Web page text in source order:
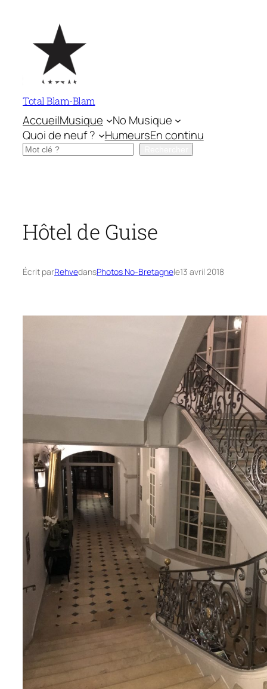
contenu
Total Blam-Blam
AccueilMusique
No Musique
Quoi de neuf ?
HumeursEn continu
Rechercher
Hôtel de Guise
Écrit parRehvedansPhotos No-Bretagnele13 avril 2018